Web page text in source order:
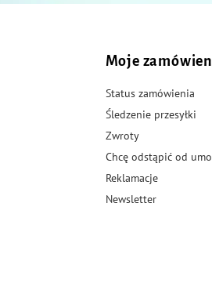
Moje
Status zamówienia
Śledzenie przesyłki
Zwroty
Chcę odstąpić od
Reklamacje
Newsletter